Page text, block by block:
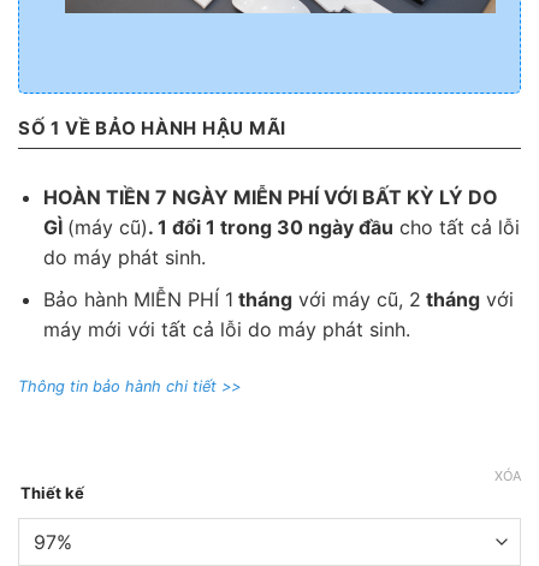
SỐ 1 VỀ BẢO HÀNH HẬU MÃI
HOÀN TIỀN 7 NGÀY MIỄN PHÍ VỚI BẤT KỲ LÝ DO
GÌ (máy cũ). 1 đổi 1 trong 30 ngày đầu cho tất cả lỗi
do máy phát sinh.
Bảo hành MIỄN PHÍ 1 thángvới máy cũ, 2 thángvới
máy mới với tất cả lỗi do máy phát sinh.
Thông tin bảo hành chi tiết >>
Thiết kế
XÓA